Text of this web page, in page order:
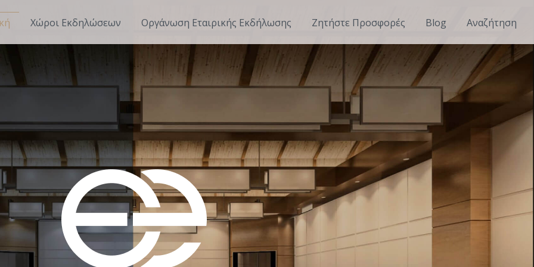
Χώροι Εκδηλώσεων Οργάνωση Εταιρικής Εκδήλωσης Ζητήστε Προσφορές Blog Αναζήτηση